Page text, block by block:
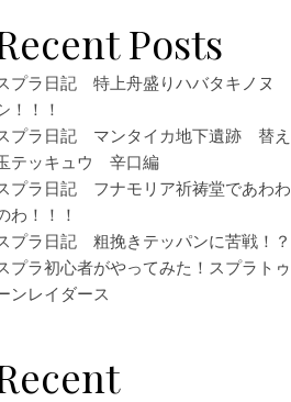
Posts
プラ日記 特上舟盛りハバタキノヌ
！！！
プラ日記 マンタイカ地下遺跡 替え
テッキュウ 辛口編
プラ日記 フナモリア祈祷堂であわわ
わ！！！
プラ日記 粗挽きテッパンに苦戦！？
プラ初心者がやってみた！スプラトゥ
ンレイダース